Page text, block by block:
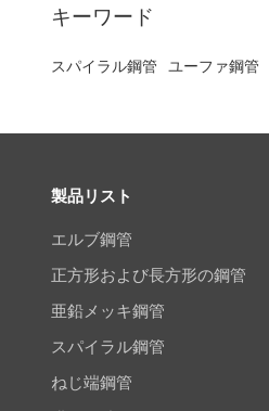
キーワード
スパイラル鋼管 ユーファ鋼管
製品リスト
エルブ鋼管
正方形および長方形の鋼管
亜鉛メッキ鋼管
スパイラル鋼管
ねじ端鋼管